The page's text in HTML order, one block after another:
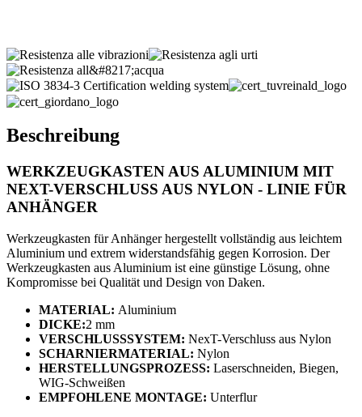
Beschreibung
WERKZEUGKASTEN AUS ALUMINIUM MIT
NEXT-VERSCHLUSS AUS NYLON - LINIE FÜR
ANHÄNGER
Werkzeugkasten für Anhänger hergestellt vollständig aus leichtem
Aluminium und extrem widerstandsfähig gegen Korrosion. Der
Werkzeugkasten aus Aluminium ist eine günstige Lösung, ohne
Kompromisse bei Qualität und Design von Daken.
MATERIAL: Aluminium
DICKE:2 mm
VERSCHLUSSSYSTEM: NexT-Verschluss aus Nylon
SCHARNIERMATERIAL: Nylon
HERSTELLUNGSPROZESS: Laserschneiden, Biegen,
WIG-Schweißen
EMPFOHLENE MONTAGE: Unterflur